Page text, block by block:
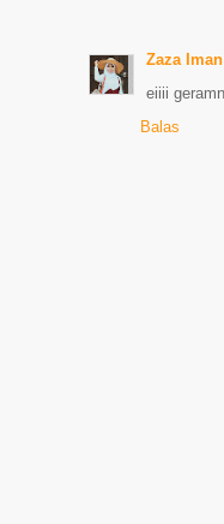
Zaza Iman
eiiii
Balas